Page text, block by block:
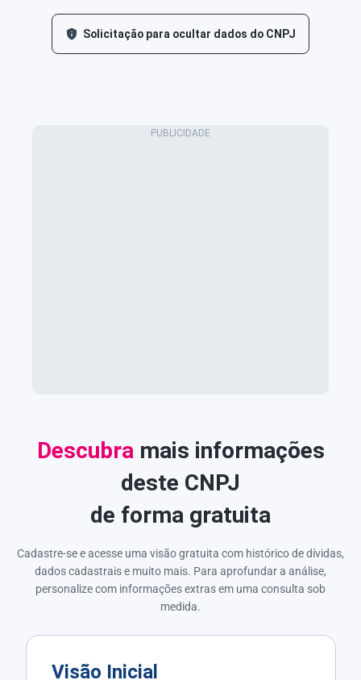
Solicitação para ocultar dados do CNPJ
Descubra mais informações
deste CNPJ
de forma gratuita
Cadastre-se e acesse uma visão gratuita com histórico de dívidas,
dados cadastrais e muito mais. Para aprofundar a análise,
personalize com informações extras em uma consulta sob
medida.
Visão Inicial